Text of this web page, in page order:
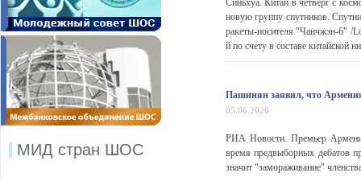
МИД стран ШОС
Синьхуа. Китай в четверг с
новую группу спутников.
ракеты-носителя "Чанчжэн-6" /
й по счету в составе китайской
Пашинян заявил, что
05.06.2026
РИА Новости. Премьер
время предвыборных дебатов
значит "замораживание"